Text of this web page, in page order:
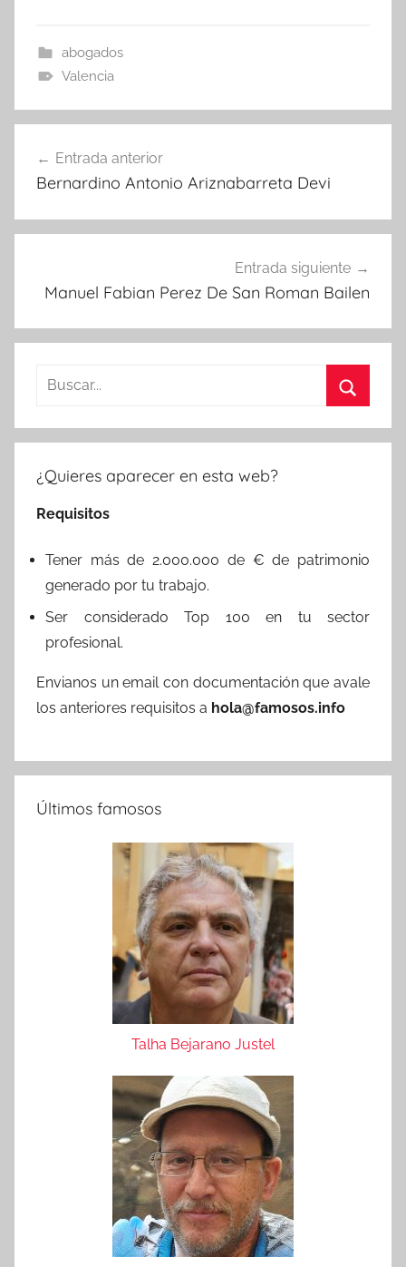
abogados
Valencia
de
Entrada anterior
Bernardino Antonio Ariznabarreta Devi
Entrada siguiente
Manuel Fabian Perez De San Roman Bailen
Buscar:
¿Quieres aparecer en esta web?
Requisitos
Tener más de 2.000.000 de € de patrimonio
generado por tu trabajo.
Ser considerado Top 100 en tu sector
profesional.
Envianos un email con documentación que avale
los anteriores requisitos a hola@famosos.info
Últimos famosos
Talha Bejarano Justel